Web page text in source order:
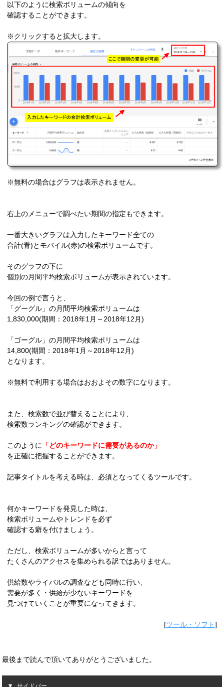
以下のように検索ボリュームの傾向を
確認することができます。
※クリックすると拡大します。
※無料の場合はグラフは表示されません。
右上のメニューで調べたい期間の指定もできます。
一番大きいグラフは入力したキーワード全ての
合計(青)とモバイル(赤)の検索ボリュームです。
そのグラフの下に
個別の月間平均検索ボリュームが表示されています。
今回の例で言うと、
「グーグル」の月間平均検索ボリュームは
1,830,000(期間：2018年1月～2018年12月)
「ゴーグル」の月間平均検索ボリュームは
14,800(期間：2018年1月～2018年12月)
となります。
※無料で利用する場合はおおよその数字になります。
また、検索数で並び替えることにより、
検索数ランキングの確認ができます。
このように 「どのキーワードに需要があるのか」
を正確に把握することができます。
記事タイトルを考える時は、必須となってくるツールです。
何かキーワードを発見した時は、
検索ボリュームやトレンドを必ず
確認する癖を付けましょう。
ただし、検索ボリュームが多いからと言って
たくさんのアクセスを集められる訳ではありません。
供給数やライバルの調査なども同時に行い、
需要が多く・供給が少ないキーワードを
見つけていくことが重要になってきます。
[ツール・ソフト]
最後まで読んで頂いてありがとうございました。